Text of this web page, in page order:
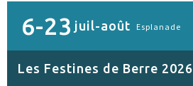
6-23 juil-août Esplanade
Les Festines de Berre 2026